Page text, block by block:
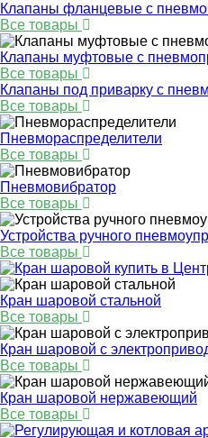
Клапаны фланцевые с
Все товары
Клапаны муфтовые с
Все товары
Клапаны под приварку с
Все товары
Пневмораспределители
Все товары
Пневмовибратор
Все товары
Устройства ручного
Все товары
Кран шаровой стальной
Все товары
Кран шаровой с
Все товары
Кран шаровой нержавеющий
Все товары